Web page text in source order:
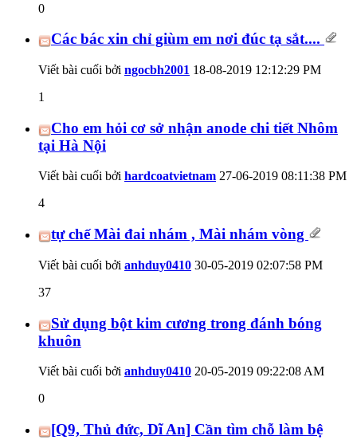
0
Các bác xin chỉ giùm em nơi đúc tạ sắt....
Viết bài cuối bởi ngocbh2001 18-08-2019 12:12:29 PM
1
Cho em hỏi cơ sở nhận anode chi tiết Nhôm
tại Hà Nội
Viết bài cuối bởi hardcoatvietnam 27-06-2019 08:11:38 PM
4
tự chế Mài đai nhám , Mài nhám vòng
Viết bài cuối bởi anhduy0410 30-05-2019 02:07:58 PM
37
Sử dụng bột kim cương trong đánh bóng
khuôn
Viết bài cuối bởi anhduy0410 20-05-2019 09:22:08 AM
0
[Q9, Thủ đức, Dĩ An] Cần tìm chỗ làm bệ